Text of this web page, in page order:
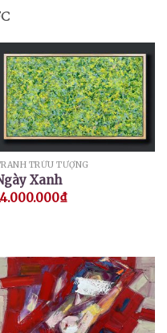
TRỪU TƯỢNG
Xanh
₫